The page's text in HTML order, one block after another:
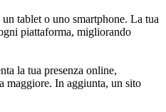
tablet o uno smartphone. La tua
piattaforma, migliorando
la tua presenza online,
maggiore. In aggiunta, un sito